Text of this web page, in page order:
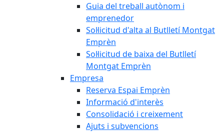
Guia del treball autònom i
emprenedor
Sol·licitud d'alta al Butlletí Montgat
Emprèn
Sol·licitud de baixa del Butlletí
Montgat Emprèn
Empresa
Reserva Espai Emprèn
Informació d'interès
Consolidació i creixement
Ajuts i subvencions